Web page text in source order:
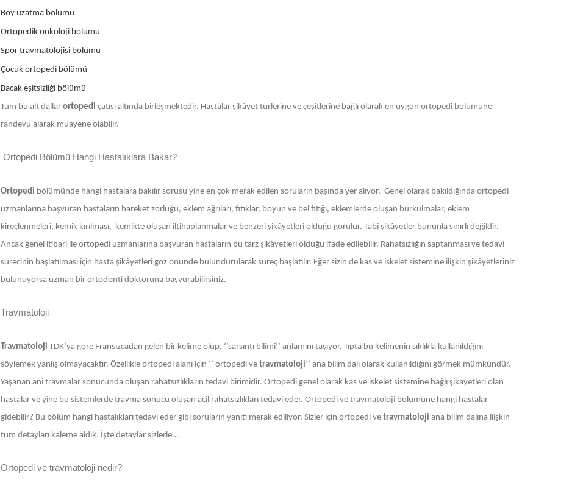
Boy uzatma bölümü
Ortopedik onkoloji bölümü
Spor travmatolojisi bölümü
Çocuk ortopedi bölümü
Bacak eşitsizliği bölümü
Tüm bu alt dallar ortopedi çatısı altında birleşmektedir. Hastalar şikâyet türlerine ve çeşitlerine bağlı olarak en uygun ortopedi bölümüne
randevu alarak muayene olabilir.
Ortopedi Bölümü Hangi Hastalıklara Bakar?
Ortopedi bölümünde hangi hastalara bakılır sorusu yine en çok merak edilen soruların başında yer alıyor. Genel olarak bakıldığında ortopedi
uzmanlarına başvuran hastaların hareket zorluğu, eklem ağrıları, fıtıklar, boyun ve bel fıtığı, eklemlerde oluşan burkulmalar, eklem
kireçlenmeleri, kemik kırılması, kemikte oluşan iltihaplanmalar ve benzeri şikâyetleri olduğu görülür. Tabi şikâyetler bununla sınırlı değildir.
Ancak genel itibari ile ortopedi uzmanlarına başvuran hastaların bu tarz şikâyetleri olduğu ifade edilebilir. Rahatsızlığın saptanması ve tedavi
sürecinin başlatılması için hasta şikâyetleri göz önünde bulundurularak süreç başlatılır. Eğer sizin de kas ve iskelet sistemine ilişkin şikâyetleriniz
bulunuyorsa uzman bir ortodonti doktoruna başvurabilirsiniz.
Travmatoloji
Travmatoloji TDK’ya göre Fransızcadan gelen bir kelime olup, ‘’sarsıntı bilimi’’ anlamını taşıyor. Tıpta bu kelimenin sıklıkla kullanıldığını
söylemek yanlış olmayacaktır. Özellikle ortopedi alanı için ‘’ ortopedi ve travmatoloji’’ ana bilim dalı olarak kullanıldığını görmek mümkündür.
Yaşanan ani travmalar sonucunda oluşan rahatsızlıkların tedavi birimidir. Ortopedi genel olarak kas ve iskelet sistemine bağlı şikayetleri olan
hastalar ve yine bu sistemlerde travma sonucu oluşan acil rahatsızlıkları tedavi eder. Ortopedi ve travmatoloji bölümüne hangi hastalar
gidebilir? Bu bölüm hangi hastalıkları tedavi eder gibi soruların yanıtı merak ediliyor. Sizler için ortopedi ve travmatoloji ana bilim dalına ilişkin
tüm detayları kaleme aldık. İşte detaylar sizlerle…
Ortopedi ve travmatoloji nedir?